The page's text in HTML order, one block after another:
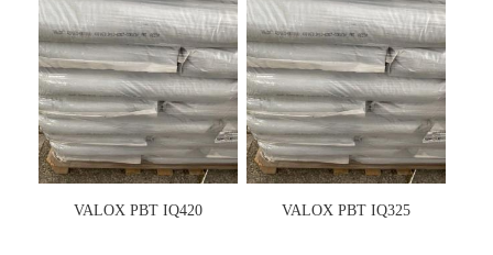
VALOX PBT IQ420 VALOX PBT IQ325